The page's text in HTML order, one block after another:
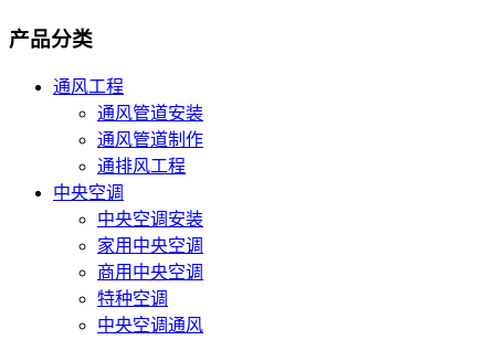
产品分类
通风工程
通风管道安装
通风管道制作
通排风工程
中央空调
中央空调安装
家用中央空调
商用中央空调
特种空调
中央空调通风